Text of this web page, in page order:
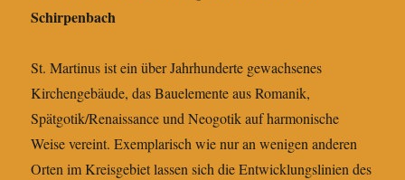
Schirpenbach
St. Martinus ist ein über Jahrhunderte gewachsenes
Kirchengebäude, das Bauelemente aus Romanik,
Spätgotik/Renaissance und Neogotik auf harmonische
Weise vereint. Exemplarisch wie nur an wenigen anderen
Orten im Kreisgebiet lassen sich die Entwicklungslinien des